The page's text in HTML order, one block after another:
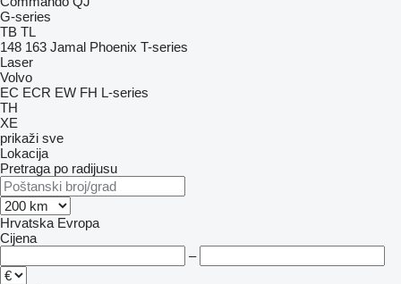
G-series
TB TL
148 163 Jamal Phoenix T-series
Laser
Volvo
EC ECR EW FH L-series
TH
XE
prikaži sve
Lokacija
Pretraga po radijusu
Hrvatska Evropa
Cijena
–